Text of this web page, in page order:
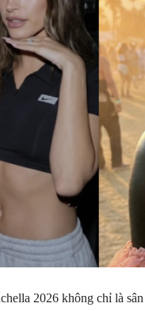
2026 không chỉ là